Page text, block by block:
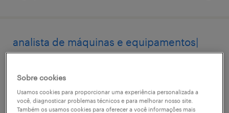
analista de máquinas e equipamentos|
barueri - sp
vila nova barueri, são paulo
permanente
Sobre cookies
Usamos cookies para proporcionar uma experiência personalizada a
você, diagnosticar problemas técnicos e para melhorar nosso site.
Também os usamos cookies para oferecer a você informações mais